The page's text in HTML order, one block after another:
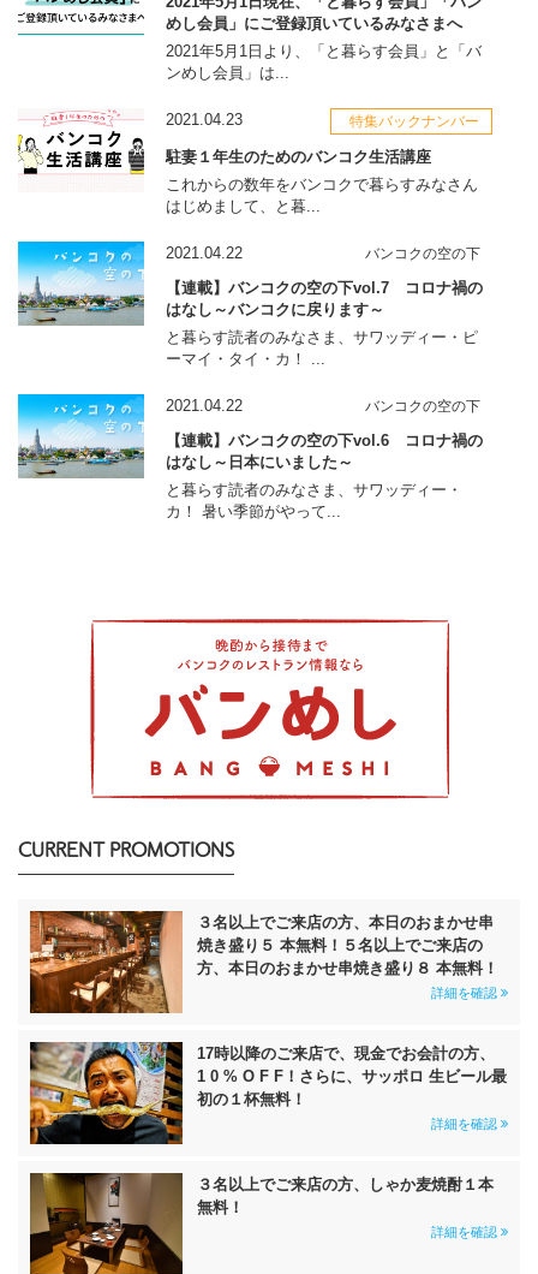
めし会員」にご登録頂いているみなさまへ
2021年5月1日より、「と暮らす会員」と「バ
ンめし会員」は...
2021.04.23 特集バックナンバー
駐妻１年生のためのバンコク生活講座
これからの数年をバンコクで暮らすみなさん
はじめまして、と暮...
2021.04.22 バンコクの空の下
【連載】バンコクの空の下vol.7 コロナ禍の
はなし～バンコクに戻ります～
と暮らす読者のみなさま、サワッディー・ピ
ーマイ・タイ・カ！ ...
2021.04.22 バンコクの空の下
【連載】バンコクの空の下vol.6 コロナ禍の
はなし～日本にいました～
と暮らす読者のみなさま、サワッディー・
カ！ 暑い季節がやって...
CURRENT PROMOTIONS
３名以上でご来店の方、本日のおまかせ串
焼き盛り５ 本無料！５名以上でご来店の
方、本日のおまかせ串焼き盛り８ 本無料！
詳細を確認
17時以降のご来店で、現金でお会計の方、
1 0 % O F F！さらに、サッポロ 生ビール最
初の１杯無料！
詳細を確認
３名以上でご来店の方、しゃか麦焼酎１本
無料！
詳細を確認